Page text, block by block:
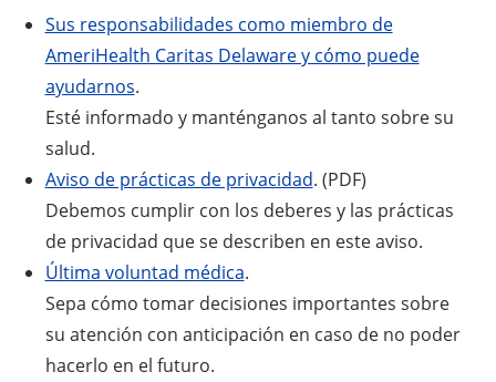
Sus responsabilidades como miembro de
AmeriHealth Caritas Delaware y cómo puede
ayudarnos.
Esté informado y manténganos al tanto sobre su
salud.
Aviso de prácticas de privacidad. (PDF)
Debemos cumplir con los deberes y las prácticas
de privacidad que se describen en este aviso.
Última voluntad médica.
Sepa cómo tomar decisiones importantes sobre
su atención con anticipación en caso de no poder
hacerlo en el futuro.